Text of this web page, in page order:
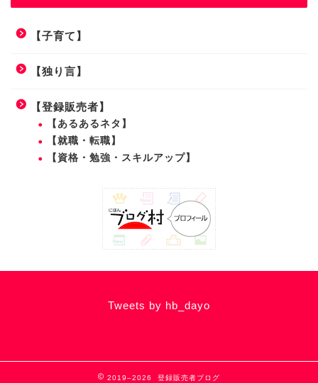
【子育て】
【独り言】
【登録販売者】
【あるあるネタ】
【就職・転職】
【資格・勉強・スキルアップ】
Tweets by hb_dayo
2019–2026 登録販売者ブログ